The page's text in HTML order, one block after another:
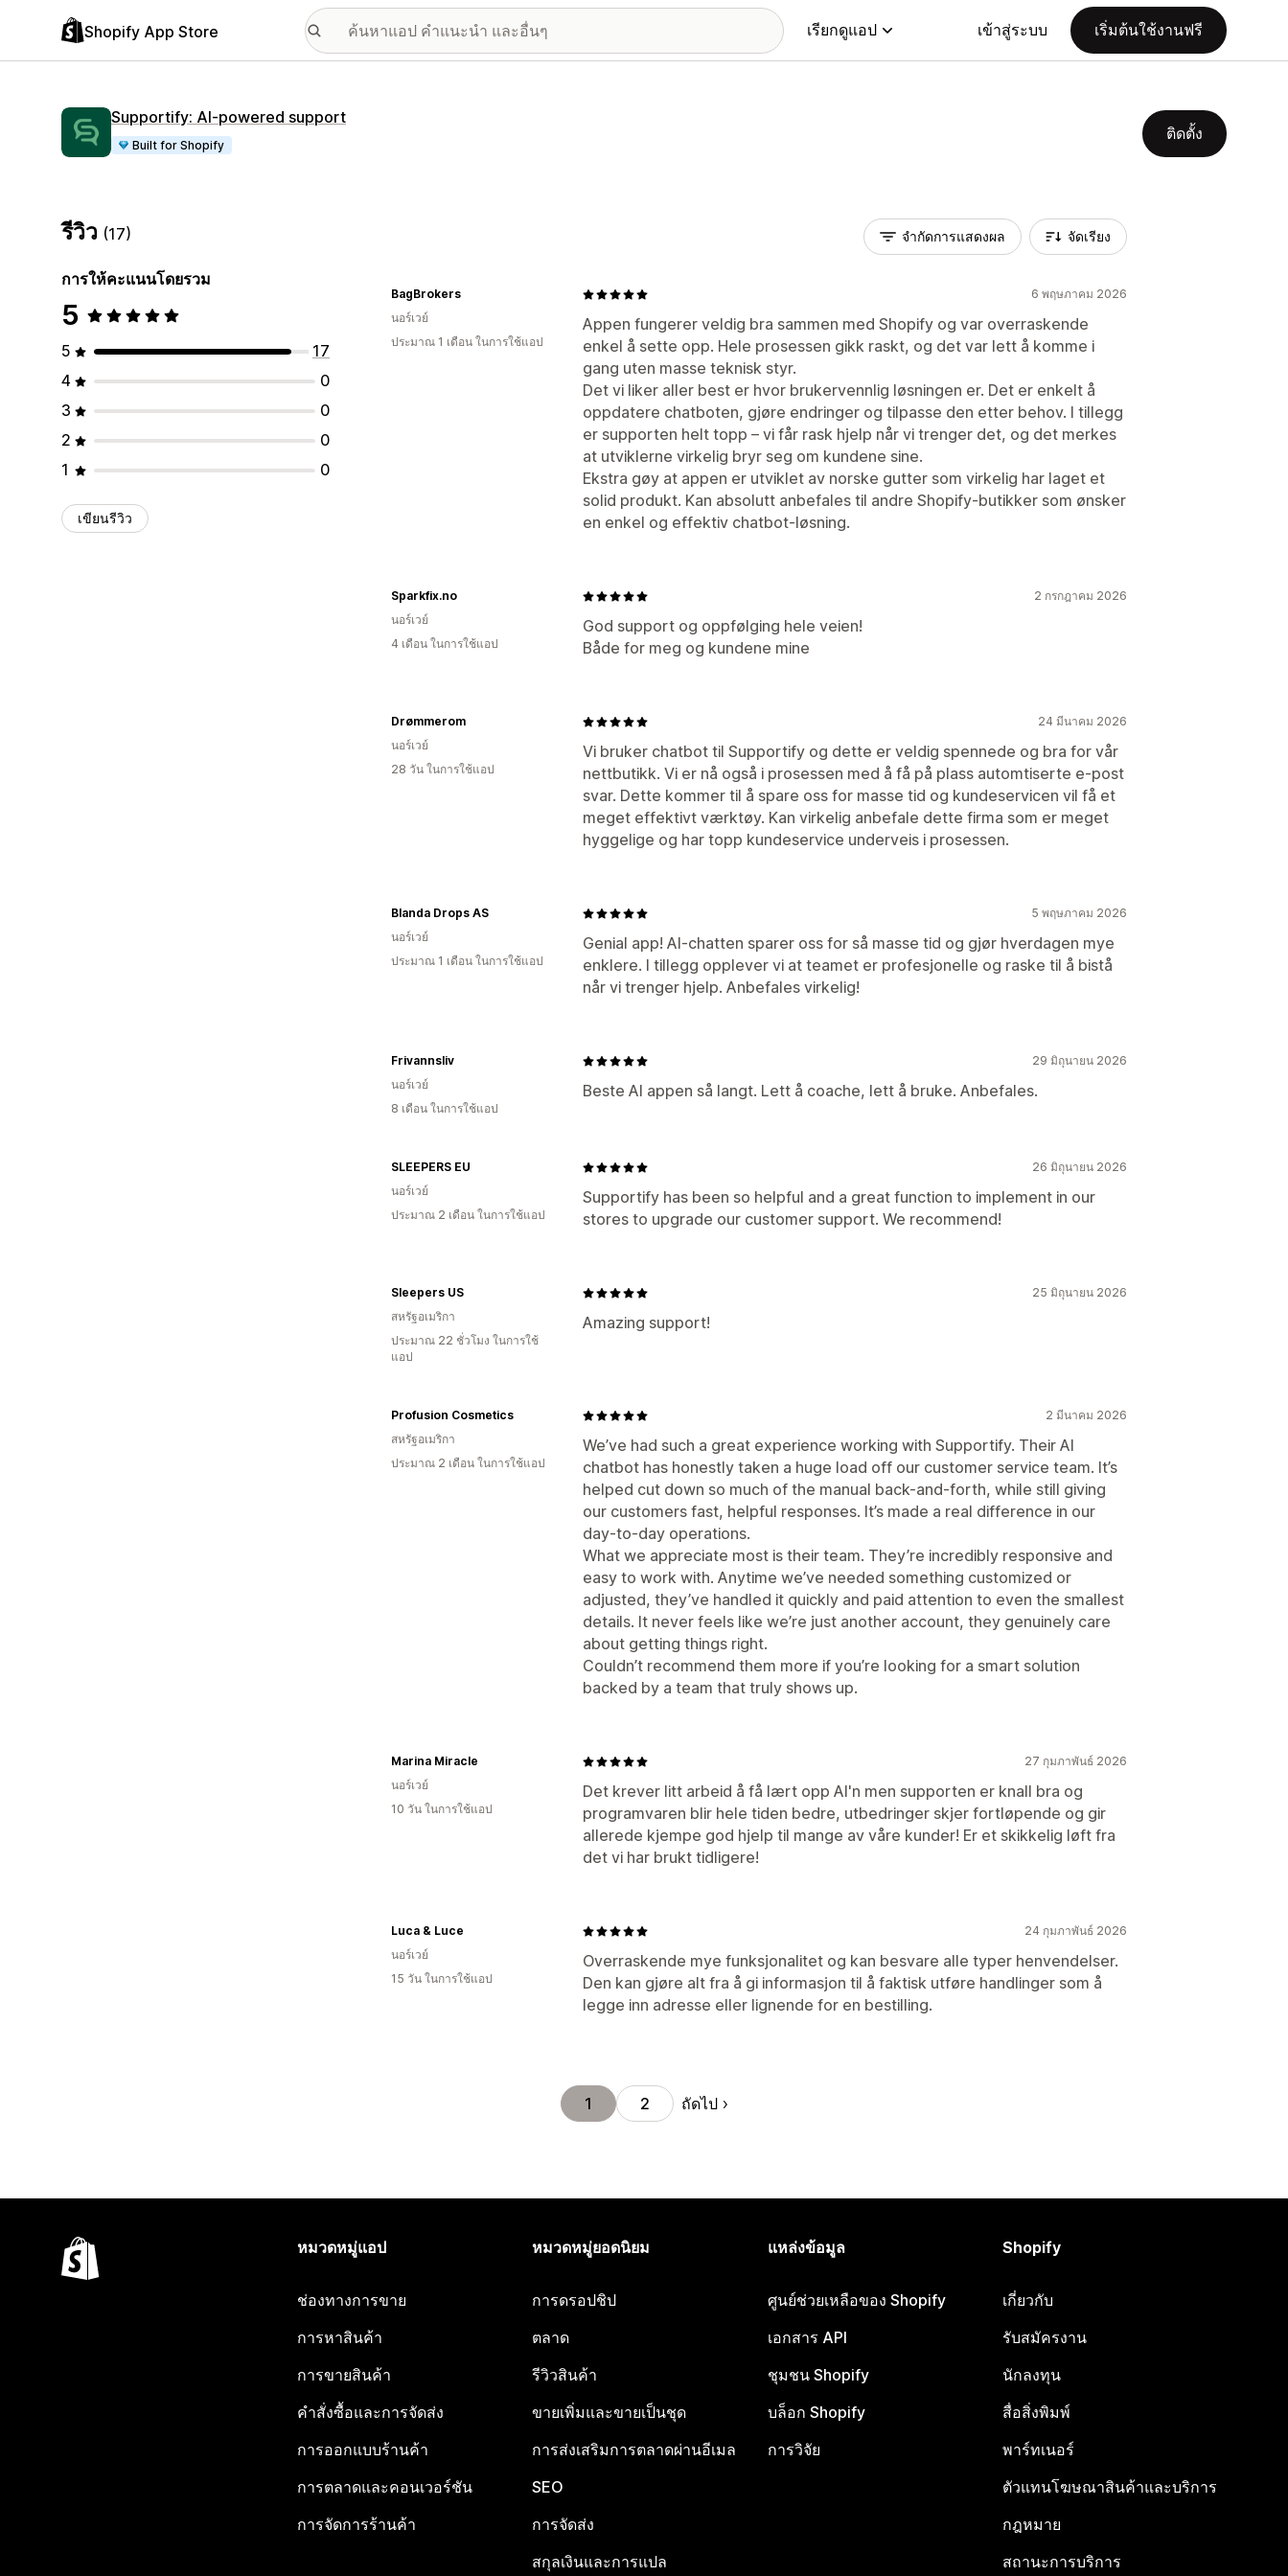
Shopify App Store เรียกดูแอป เข้าสู่ระบบ เริ่มต้นใช้งานฟรี
Supportify: AI‑powered support
Built for Shopify
ติดตั้ง
รีวิว (17)
การให้คะแนนโดยรวม
5
5
17
4
0
3
0
2
0
1
0
เขียนรีวิว
จำกัดการแสดงผล จัดเรียง
6 พฤษภาคม 2026
Appen fungerer veldig bra sammen med Shopify og var overraskende
enkel å sette opp. Hele prosessen gikk raskt, og det var lett å komme i
gang uten masse teknisk styr.
Det vi liker aller best er hvor brukervennlig løsningen er. Det er enkelt å
oppdatere chatboten, gjøre endringer og tilpasse den etter behov. I tillegg
er supporten helt topp – vi får rask hjelp når vi trenger det, og det merkes
at utviklerne virkelig bryr seg om kundene sine.
Ekstra gøy at appen er utviklet av norske gutter som virkelig har laget et
solid produkt. Kan absolutt anbefales til andre Shopify-butikker som ønsker
en enkel og effektiv chatbot-løsning.
BagBrokers
นอร์เวย์
ประมาณ 1 เดือน ในการใช้แอป
2 กรกฎาคม 2026
God support og oppfølging hele veien!
Både for meg og kundene mine
Sparkfix.no
นอร์เวย์
4 เดือน ในการใช้แอป
24 มีนาคม 2026
Vi bruker chatbot til Supportify og dette er veldig spennede og bra for vår
nettbutikk. Vi er nå også i prosessen med å få på plass automtiserte e-post
svar. Dette kommer til å spare oss for masse tid og kundeservicen vil få et
meget effektivt værktøy. Kan virkelig anbefale dette firma som er meget
hyggelige og har topp kundeservice underveis i prosessen.
Drømmerom
นอร์เวย์
28 วัน ในการใช้แอป
5 พฤษภาคม 2026
Genial app! AI-chatten sparer oss for så masse tid og gjør hverdagen mye
enklere. I tillegg opplever vi at teamet er profesjonelle og raske til å bistå
når vi trenger hjelp. Anbefales virkelig!
Blanda Drops AS
นอร์เวย์
ประมาณ 1 เดือน ในการใช้แอป
29 มิถุนายน 2026
Beste AI appen så langt. Lett å coache, lett å bruke. Anbefales.
Frivannsliv
นอร์เวย์
8 เดือน ในการใช้แอป
26 มิถุนายน 2026
Supportify has been so helpful and a great function to implement in our
stores to upgrade our customer support. We recommend!
SLEEPERS EU
นอร์เวย์
ประมาณ 2 เดือน ในการใช้แอป
25 มิถุนายน 2026
Amazing support!
Sleepers US
สหรัฐอเมริกา
ประมาณ 22 ชั่วโมง ในการใช้
แอป
2 มีนาคม 2026
We’ve had such a great experience working with Supportify. Their AI
chatbot has honestly taken a huge load off our customer service team. It’s
helped cut down so much of the manual back-and-forth, while still giving
our customers fast, helpful responses. It’s made a real difference in our
day-to-day operations.
What we appreciate most is their team. They’re incredibly responsive and
easy to work with. Anytime we’ve needed something customized or
adjusted, they’ve handled it quickly and paid attention to even the smallest
details. It never feels like we’re just another account, they genuinely care
about getting things right.
Couldn’t recommend them more if you’re looking for a smart solution
backed by a team that truly shows up.
Profusion Cosmetics
สหรัฐอเมริกา
ประมาณ 2 เดือน ในการใช้แอป
27 กุมภาพันธ์ 2026
Det krever litt arbeid å få lært opp AI'n men supporten er knall bra og
programvaren blir hele tiden bedre, utbedringer skjer fortløpende og gir
allerede kjempe god hjelp til mange av våre kunder! Er et skikkelig løft fra
det vi har brukt tidligere!
Marina Miracle
นอร์เวย์
10 วัน ในการใช้แอป
24 กุมภาพันธ์ 2026
Overraskende mye funksjonalitet og kan besvare alle typer henvendelser.
Den kan gjøre alt fra å gi informasjon til å faktisk utføre handlinger som å
legge inn adresse eller lignende for en bestilling.
Luca & Luce
นอร์เวย์
15 วัน ในการใช้แอป
1 2 ถัดไป
หมวดหมู่แอป
ช่องทางการขาย
การหาสินค้า
การขายสินค้า
คำสั่งซื้อและการจัดส่ง
การออกแบบร้านค้า
การตลาดและคอนเวอร์ชัน
การจัดการร้านค้า
หมวดหมู่ยอดนิยม
การดรอปชิป
ตลาด
รีวิวสินค้า
ขายเพิ่มและขายเป็นชุด
การส่งเสริมการตลาดผ่านอีเมล
SEO
การจัดส่ง
สกุลเงินและการแปล
แหล่งข้อมูล
ศูนย์ช่วยเหลือของ Shopify
เอกสาร API
ชุมชน Shopify
บล็อก Shopify
การวิจัย
Shopify
เกี่ยวกับ
รับสมัครงาน
นักลงทุน
สื่อสิ่งพิมพ์
พาร์ทเนอร์
ตัวแทนโฆษณาสินค้าและบริการ
กฎหมาย
สถานะการบริการ